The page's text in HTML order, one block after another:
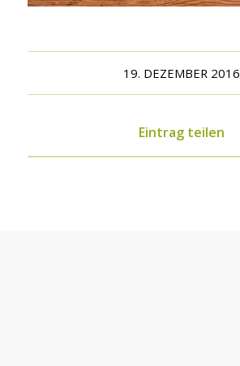
19. DEZEMBER 2016
Eintrag teilen